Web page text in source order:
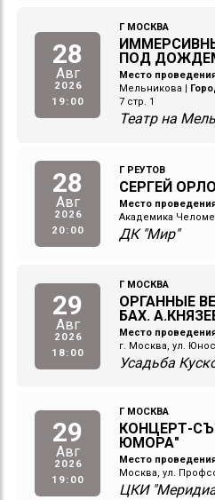
28
Авг
2026
19:00
Г МОСКВА
ПОД
Место
Мельникова
7 стр. 1
Театр на
28
Авг
2026
20:00
Г РЕУТОВ
СЕРГЕЙ
Место
Академика
ДК "Мир"
29
Авг
2026
18:00
Г МОСКВА
ОРГАННЫЕ
БАХ.
Место
г. Москва, ул.
Усадьба
29
Авг
2026
19:00
Г МОСКВА
КОНЦЕРТ-
ЮМОРА"
Место
Москва, ул.
ЦКИ